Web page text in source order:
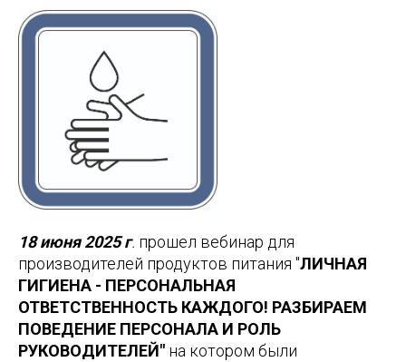
18 июня 2025 г. прошел вебинар для
производителей продуктов питания "ЛИЧНАЯ
ГИГИЕНА - ПЕРСОНАЛЬНАЯ
ОТВЕТСТВЕННОСТЬ КАЖДОГО! РАЗБИРАЕМ
ПОВЕДЕНИЕ ПЕРСОНАЛА И РОЛЬ
РУКОВОДИТЕЛЕЙ" на котором были